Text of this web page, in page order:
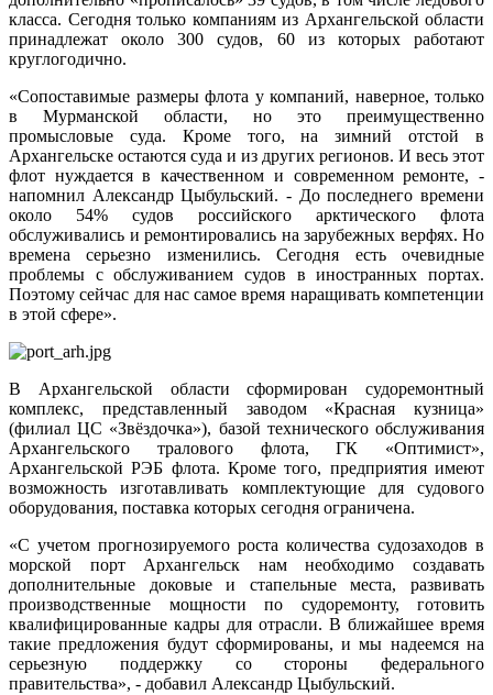
класса. Сегодня только компаниям из Архангельской области
принадлежат около 300 судов, 60 из которых работают
круглогодично.
«Сопоставимые размеры флота у компаний, наверное, только
в Мурманской области, но это преимущественно
промысловые суда. Кроме того, на зимний отстой в
Архангельске остаются суда и из других регионов. И весь этот
флот нуждается в качественном и современном ремонте, -
напомнил Александр Цыбульский. - До последнего времени
около 54% судов российского арктического флота
обслуживались и ремонтировались на зарубежных верфях. Но
времена серьезно изменились. Сегодня есть очевидные
проблемы с обслуживанием судов в иностранных портах.
Поэтому сейчас для нас самое время наращивать компетенции
в этой сфере».
В Архангельской области сформирован судоремонтный
комплекс, представленный заводом «Красная кузница»
(филиал ЦС «Звёздочка»), базой технического обслуживания
Архангельского тралового флота, ГК «Оптимист»,
Архангельской РЭБ флота. Кроме того, предприятия имеют
возможность изготавливать комплектующие для судового
оборудования, поставка которых сегодня ограничена.
«С учетом прогнозируемого роста количества судозаходов в
морской порт Архангельск нам необходимо создавать
дополнительные доковые и стапельные места, развивать
производственные мощности по судоремонту, готовить
квалифицированные кадры для отрасли. В ближайшее время
такие предложения будут сформированы, и мы надеемся на
серьезную поддержку со стороны федерального
правительства», - добавил Александр Цыбульский.